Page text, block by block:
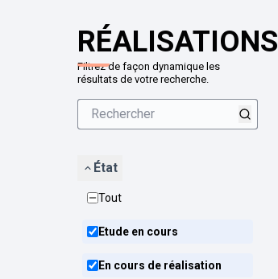
RÉALISATIONS
Filtrez de façon dynamique les
résultats de votre recherche.
État
Tout
Etude en cours
En cours de réalisation